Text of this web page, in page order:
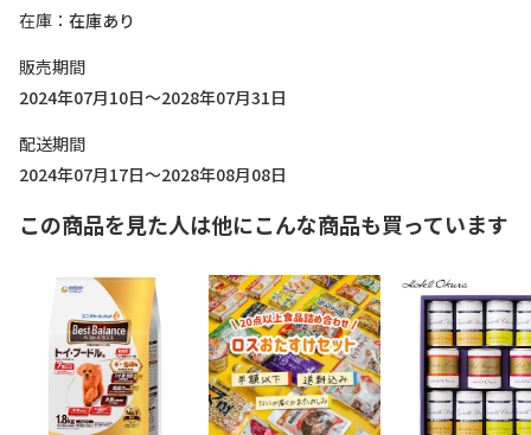
在庫
在庫あり
販売期間
2024年07月10日～2028年07月31日
配送期間
2024年07月17日～2028年08月08日
この商品を見た人は他にこんな商品も買っています